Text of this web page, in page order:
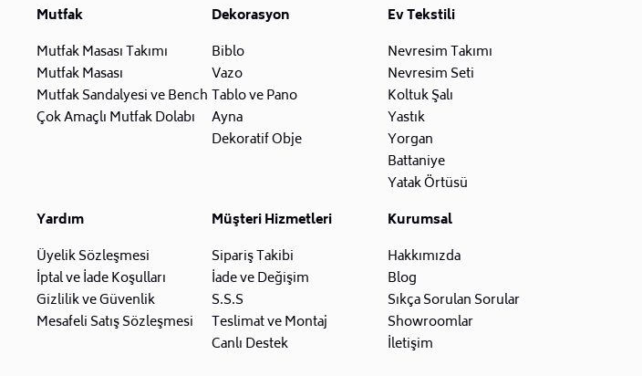
Mutfak
Mutfak Masası Takımı
Mutfak Masası
Mutfak Sandalyesi ve Bench
Çok Amaçlı Mutfak Dolabı
Dekorasyon
Biblo
Vazo
Tablo ve Pano
Ayna
Dekoratif Obje
Ev Tekstili
Nevresim Takımı
Nevresim Seti
Koltuk Şalı
Yastık
Yorgan
Battaniye
Yatak Örtüsü
Yardım
Üyelik Sözleşmesi
İptal ve İade Koşulları
Gizlilik ve Güvenlik
Mesafeli Satış Sözleşmesi
Müşteri Hizmetleri
Sipariş Takibi
İade ve Değişim
S.S.S
Teslimat ve Montaj
Canlı Destek
Kurumsal
Hakkımızda
Blog
Sıkça Sorulan Sorular
Showroomlar
İletişim